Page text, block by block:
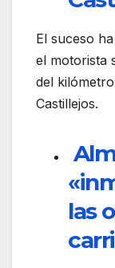
El suceso
el motorista
del
Castillejos.
las